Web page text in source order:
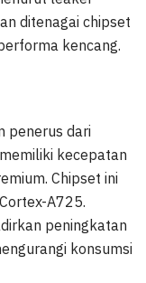
ditenagai chipset
kencang.
penerus dari
kecepatan
Chipset ini
A725.
peningkatan
konsumsi